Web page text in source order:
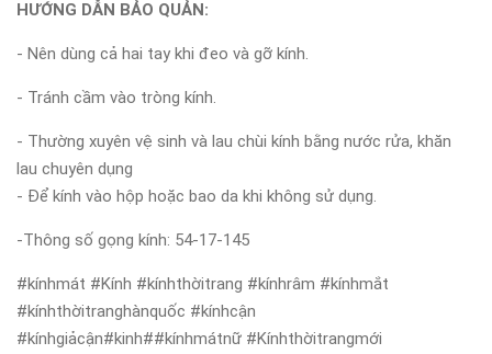
HƯỚNG DẪN BẢO QUẢN:
- Nên dùng cả hai tay khi đeo và gỡ kính.
- Tránh cầm vào tròng kính.
- Thường xuyên vệ sinh và lau chùi kính bằng nước rửa, khăn
lau chuyên dụng
- Để kính vào hộp hoặc bao da khi không sử dụng.
-Thông số gọng kính: 54-17-145
#kínhmát #Kính #kínhthờitrang #kínhrâm #kínhmắt
#kínhthờitranghànquốc #kínhcận
#kínhgiảcận#kinh##kínhmátnữ #Kínhthờitrangmới